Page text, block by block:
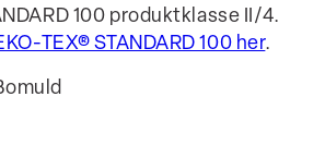
100 produktklasse II/4.
TEX® STANDARD 100 her.